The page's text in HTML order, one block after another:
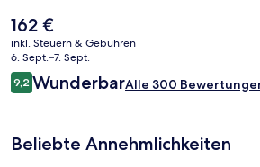
prima, wenn du einen Happen essen
dagegen bist du in der Bar/Lounge an der
weitere Highlights bietet dieses Hotel im
kostenlosen Kinderclub, eine Poolbar und
Anderen Reisenden gefallen das hilfsbereite
familienfreundliche Angebot sehr gut.
Der
aktuelle
Preis
beträgt
162 €.
162 €
inkl. Steuern & Gebühren
6. Sept.–7. Sept.
Bewertungen
9,29,2 von 10.
WunderbarAlle 300
Beliebte Annehmlichkeiten